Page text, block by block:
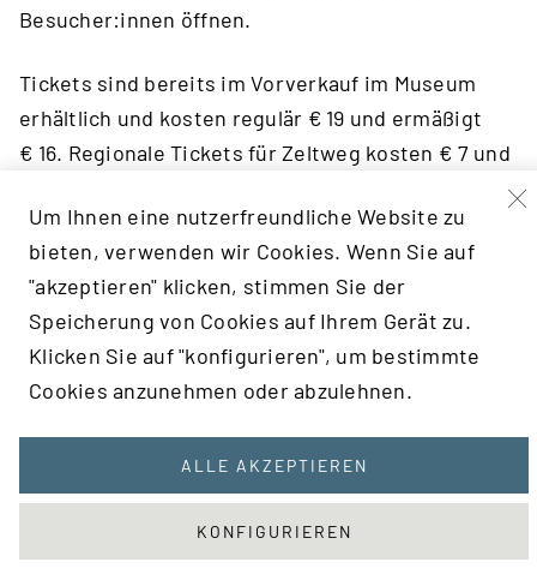
Besucher:innen öffnen.
Tickets sind bereits im Vorverkauf im Museum
erhältlich und kosten regulär € 19 und ermäßigt
€ 16. Regionale Tickets für Zeltweg kosten € 7 und
werden, freier Eintritt für Kinder bis zwölf Jahre.
PROGRAMM
STANDORTE WIEN:
Gezeigt werden unterschiedliche
Kopfbedeckungen aus der Vergangenheit. Wer
Um Ihnen eine nutzerfreundliche Website zu
bieten, verwenden wir Cookies. Wenn Sie auf
"akzeptieren" klicken, stimmen Sie der
Speicherung von Cookies auf Ihrem Gerät zu.
Klicken Sie auf "konfigurieren", um bestimmte
Cookies anzunehmen oder abzulehnen.
ALLE AKZEPTIEREN
KONFIGURIEREN